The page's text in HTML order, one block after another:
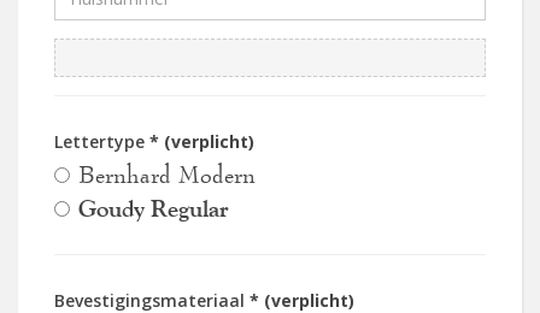
Lettertype * (verplicht)
Bernhard Modern
Goudy Regular
Bevestigingsmateriaal * (verplicht)